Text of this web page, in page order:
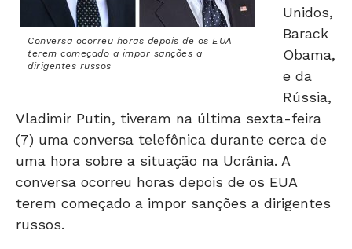
Conversa ocorreu horas depois de os EUA
terem começado a impor sanções a
dirigentes russos
Unidos,
Barack
Obama,
e da
Rússia,
Vladimir Putin, tiveram na última sexta-feira
(7) uma conversa telefônica durante cerca de
uma hora sobre a situação na Ucrânia. A
conversa ocorreu horas depois de os EUA
terem começado a impor sanções a dirigentes
russos.